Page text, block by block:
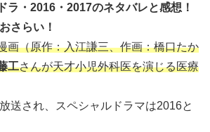
ラ・2016・2017のネタバレと感想！
さらい！
画（原作：入江謙三、作画：橋口たか
工さんが天才小児外科医を演じる医療
送され、スペシャルドラマは2016と